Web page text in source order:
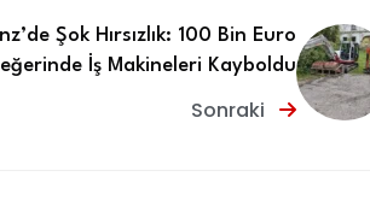
Şok Hırsızlık: 100 Bin Euro
İş Makineleri Kayboldu
Sonraki